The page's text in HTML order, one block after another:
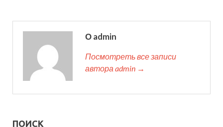
О admin
Посмотреть все записи
автора admin →
ПОИСК